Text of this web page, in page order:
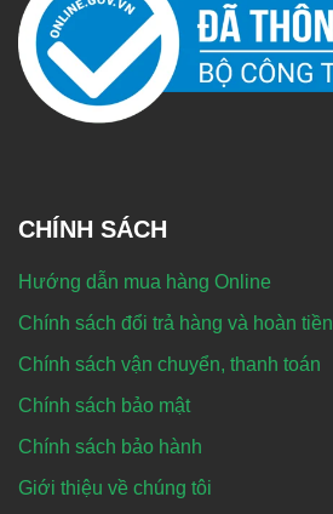
CHÍNH SÁCH
Hướng dẫn mua hàng Online
Chính sách đổi trả hàng và hoàn tiền
Chính sách vận chuyển, thanh toán
Chính sách bảo mật
Chính sách bảo hành
Giới thiệu về chúng tôi